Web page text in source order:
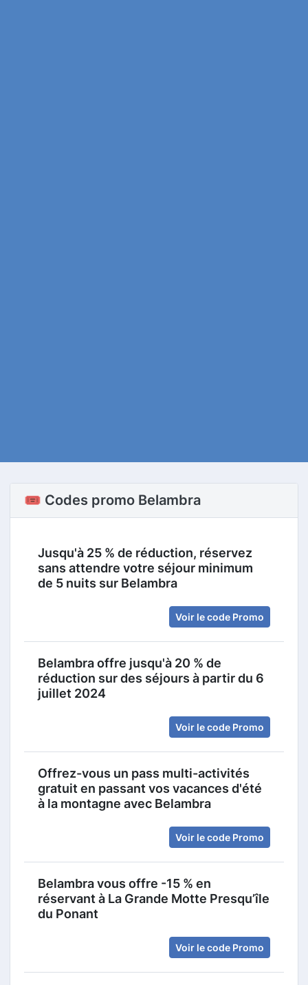
🎟️ Codes promo Belambra
Jusqu'à 25 % de réduction, réservez
sans attendre votre séjour minimum
de 5 nuits sur Belambra
Voir le code Promo
Belambra offre jusqu'à 20 % de
réduction sur des séjours à partir du 6
juillet 2024
Voir le code Promo
Offrez-vous un pass multi-activités
gratuit en passant vos vacances d'été
à la montagne avec Belambra
Voir le code Promo
Belambra vous offre -15 % en
réservant à La Grande Motte Presqu’île
du Ponant
Voir le code Promo